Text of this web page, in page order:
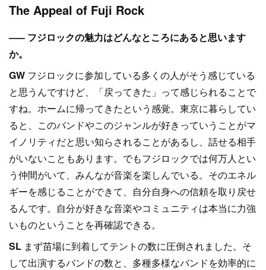
The Appeal of Fuji Rock
––– フジロックの魅力はどんなところにあると思います
か。
GW フジロックに参加している多くの人がそう感じている
と思うんですけど、「戻ってきた」って感じられることで
すね。ホームに帰ってきたという感覚。東京に暮らしてい
ると、このバンドやこのジャンルが好きっていうことがマ
イノリティだと思い知らされることがあるし、話せる相手
がいないこともあります。でもフジロックでは何万人とい
う仲間がいて、みんなが音楽を楽しんでいる。そのエネル
ギーを感じることができて、自分自身への信頼を取り戻せ
るんです。自分が好きな音楽やコミュニティは本当に力強
いものということを再確認できる。
SL まず苗場に到着してテントの数に圧倒されました。そ
して出演するバンドの数と、多種多様なバンドを効率的に